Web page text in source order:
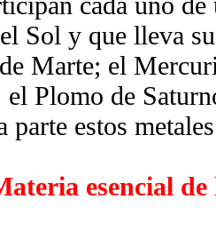
Sol y que lleva
Marte; el
el Plomo de
parte estos
esencial de